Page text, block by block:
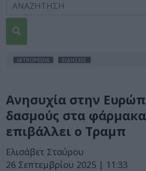
IATROPEDIA ΕΙΔΗΣΕΙΣ
Ανησυχία στην
δασμούς στα
επιβάλλει ο Τραμπ
Ελισάβετ Σταύρου
26 Σεπτεμβρίου 2025 | 11:33